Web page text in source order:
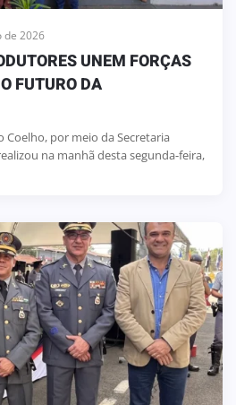
de 2026
UNEM FORÇAS
FUTURO DA
Coelho, por meio da Secretaria
na manhã desta segunda-feira,